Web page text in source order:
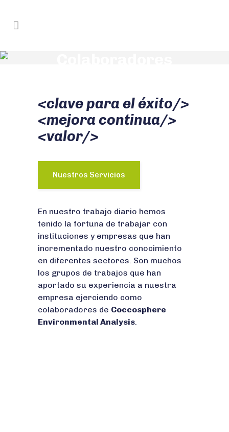
<clave para el éxito/>
<mejora continua/>
<valor/>
Nuestros Servicios
En nuestro trabajo diario hemos
tenido la fortuna de trabajar con
instituciones y empresas que han
incrementado nuestro conocimiento
en diferentes sectores. Son muchos
los grupos de trabajos que han
aportado su experiencia a nuestra
empresa ejerciendo como
colaboradores de Coccosphere
Environmental Analysis.